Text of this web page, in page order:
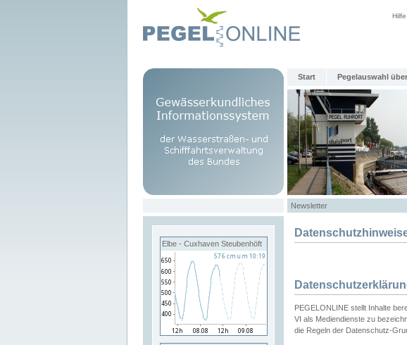
Hilfe
Start Pegelauswahl
Newsletter
Elbe - Cuxhaven Steubenhöft
PEGELONLINE stellt Inhalte
VI als Mediendienste zu
die Regeln der Datenschutz-